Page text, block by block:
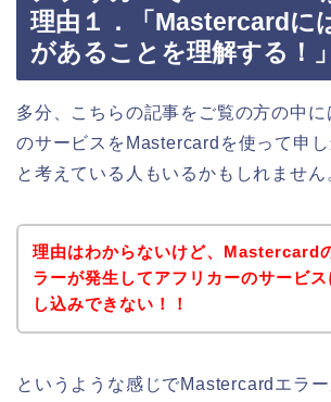
理由１．「Mastercardに
があることを理解する！」
多分、こちらの記事をご覧の方の中に
のサービスをMastercardを使って申し
と考えている人もいるかもしれません
理由はわからないけど、Mastercard
ラーが発生してアフリカーのサービス
し込みできない！！
というような感じでMastercardエラ